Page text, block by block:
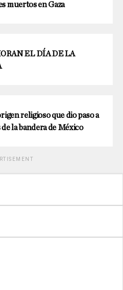
muertos en Gaza
EL DÍA DE LA
religioso que dio paso a
la bandera de México